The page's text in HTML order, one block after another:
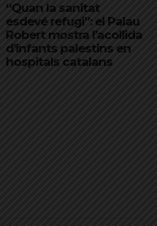
“Quan la sanitat
esdevé refugi”: el Palau
Robert mostra l’acollida
d’infants palestins en
hospitals catalans